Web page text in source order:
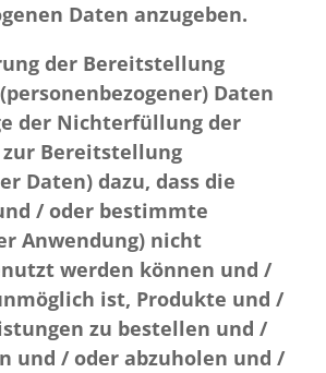
Daten anzugeben.
der Bereitstellung
Daten
der Nichterfüllung der
Bereitstellung
Daten) dazu, dass die
/ oder bestimmte
Anwendung) nicht
werden können und /
ist, Produkte und /
zu bestellen und /
und / oder abzuholen und /